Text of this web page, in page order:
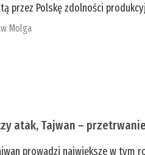
przez Polskę zdolności
Molga
atak, Tajwan – przetrwanie
prowadzi największe w tym